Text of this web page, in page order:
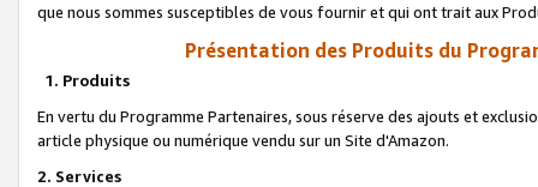
que nous sommes susceptibles de vous fournir et qui ont trait aux
Présentation des Produits du
1. Produits
En vertu du Programme Partenaires, sous réserve des ajouts et
article physique ou numérique vendu sur un Site d'Amazon.
2. Services